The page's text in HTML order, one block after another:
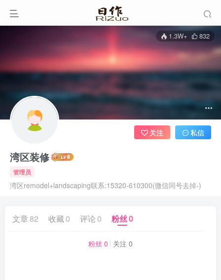
1.3W+ 832
湾区装修
管理员
湾区remodel+landscaping联系:15320-610300(微信同号去掉-)
关注 私信
文章82 收藏 0 评论 0 粉丝0
粉丝 0 关注 0